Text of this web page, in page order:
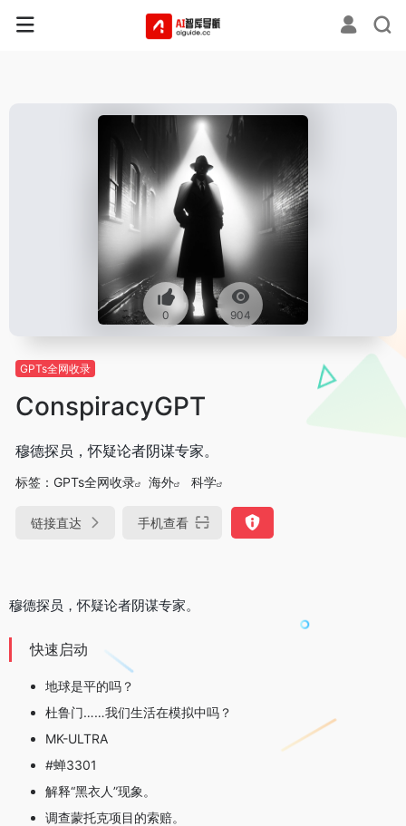
0 904
GPTs全网收录
ConspiracyGPT
穆德探员，怀疑论者阴谋专家。
标签： GPTs全网收录 海外 科学
链接直达 手机查看
穆德探员，怀疑论者阴谋专家。
快速启动
地球是平的吗？
杜鲁门……我们生活在模拟中吗？
MK-ULTRA
#蝉3301
解释“黑衣人”现象。
调查蒙托克项目的索赔。